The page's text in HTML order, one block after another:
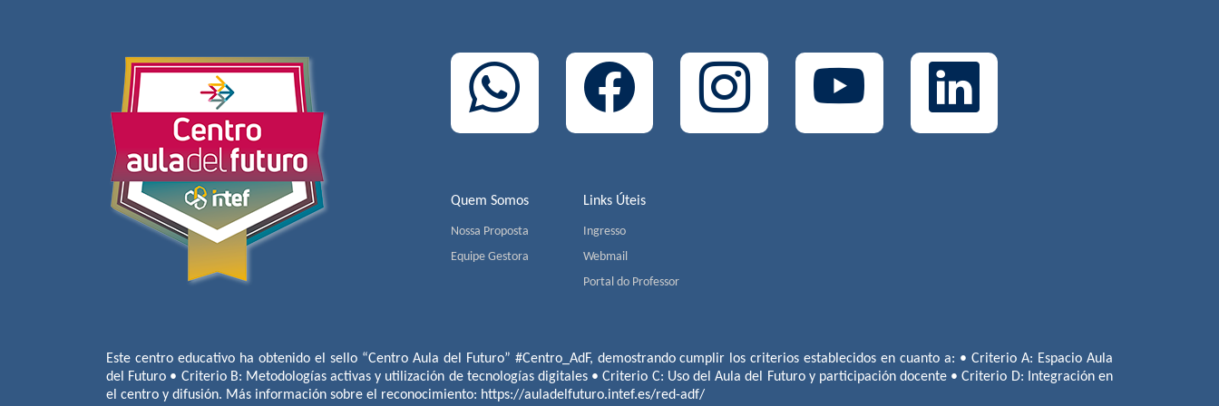
Quem Somos
Nossa Proposta
Equipe Gestora
Links Úteis
Ingresso
Webmail
Portal do Professor
Este centro educativo ha obtenido el sello “Centro Aula del Futuro” #Centro_AdF, demostrando cumplir los criterios establecidos en cuanto a: • Criterio A: Espacio Aula
del Futuro • Criterio B: Metodologías activas y utilización de tecnologías digitales • Criterio C: Uso del Aula del Futuro y participación docente • Criterio D: Integración en
el centro y difusión. Más información sobre el reconocimiento: https://auladelfuturo.intef.es/red-adf/